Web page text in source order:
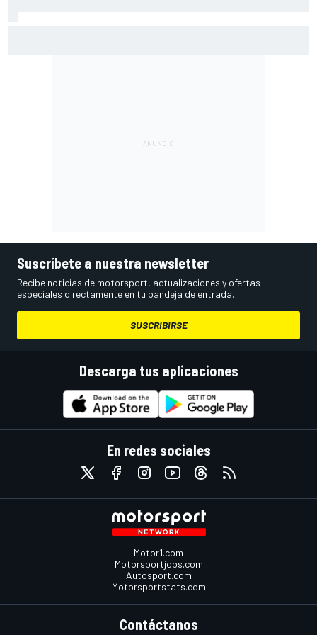
Suscríbete a nuestra newsletter
Recibe noticias de motorsport, actualizaciones y ofertas
especiales directamente en tu bandeja de entrada.
SUSCRIBIRSE
Descarga tus aplicaciones
En redes sociales
Motor1.com
Motorsportjobs.com
Autosport.com
Motorsportstats.com
Contáctanos